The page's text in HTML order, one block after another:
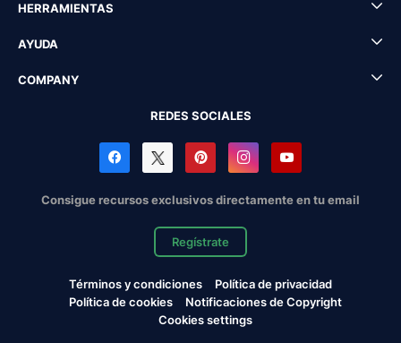
HERRAMIENTAS
AYUDA
COMPANY
REDES SOCIALES
Consigue recursos exclusivos directamente en tu email
Regístrate
Términos y condiciones
Política de privacidad
Política de cookies
Notificaciones de Copyright
Cookies settings